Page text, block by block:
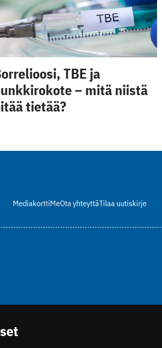
TBE ja
– mitä niistä
tietää?
MediakorttiMeOta yhteyttäTilaa uutiskirje